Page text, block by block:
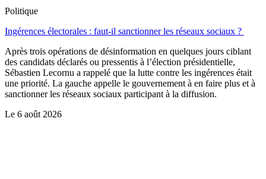
Politique
Ingérences électorales : faut-il sanctionner les réseaux sociaux ?
Après trois opérations de désinformation en quelques jours ciblant
des candidats déclarés ou pressentis à l’élection présidentielle,
Sébastien Lecornu a rappelé que la lutte contre les ingérences était
une priorité. La gauche appelle le gouvernement à en faire plus et à
sanctionner les réseaux sociaux participant à la diffusion.
Le 6 août 2026